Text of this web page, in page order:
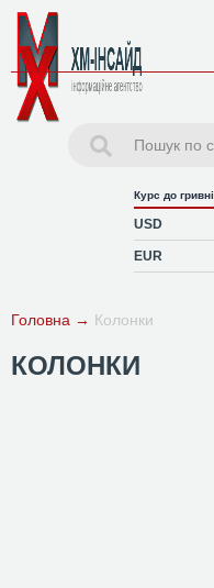
Курс до гривні
USD
EUR
Головна → Колонки
КОЛОНКИ